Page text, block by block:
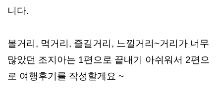
니다.
볼거리, 먹거리, 즐길거리, 느낄거리~거리가 너무
많았던 조지아는 1편으로 끝내기 아쉬워서 2편으
로 여행후기를 작성할게요 ~